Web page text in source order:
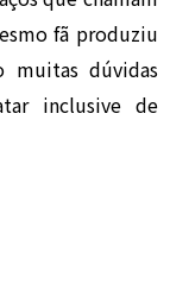
fã produziu
muitas dúvidas
inclusive de